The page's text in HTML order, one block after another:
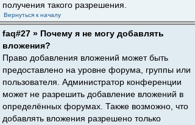
получения такого разрешения.
Вернуться к началу
faq#27 » Почему я не могу добавлять
вложения?
Право добавления вложений может быть
предоставлено на уровне форума, группы или
пользователя. Администратор конференции
может не разрешить добавление вложений в
определённых форумах. Также возможно, что
добавлять вложения разрешено только